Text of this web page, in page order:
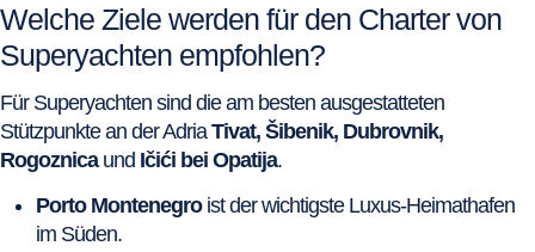
Welche Ziele werden für den Charter von
Superyachten empfohlen?
Für Superyachten sind die am besten ausgestatteten
Stützpunkte an der AdriaTivat, Šibenik, Dubrovnik,
Rogoznicaund Ičići bei Opatija.
Porto Montenegroist der wichtigste Luxus-Heimathafen
im Süden.